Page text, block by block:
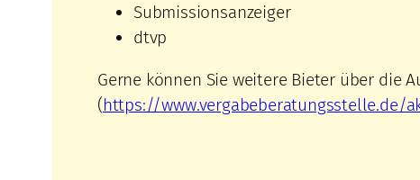
Submissionsanzeiger
dtvp
Gerne können Sie weitere Bieter über die
(https://www.vergabeberatungsstelle.de/